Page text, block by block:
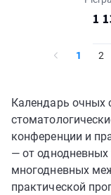
1
1 2
Календарь очных
конференции и
— от
многодневных
практической